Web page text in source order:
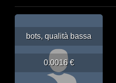
bots, qualità bassa
0.0016 €